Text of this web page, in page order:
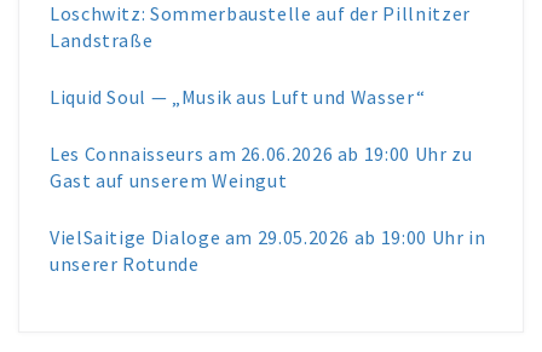
Loschwitz: Sommerbaustelle auf der Pillnitzer
Landstraße
Liquid Soul — „Musik aus Luft und Wasser“
Les Connaisseurs am 26.06.2026 ab 19:00 Uhr zu
Gast auf unserem Weingut
VielSaitige Dialoge am 29.05.2026 ab 19:00 Uhr in
unserer Rotunde